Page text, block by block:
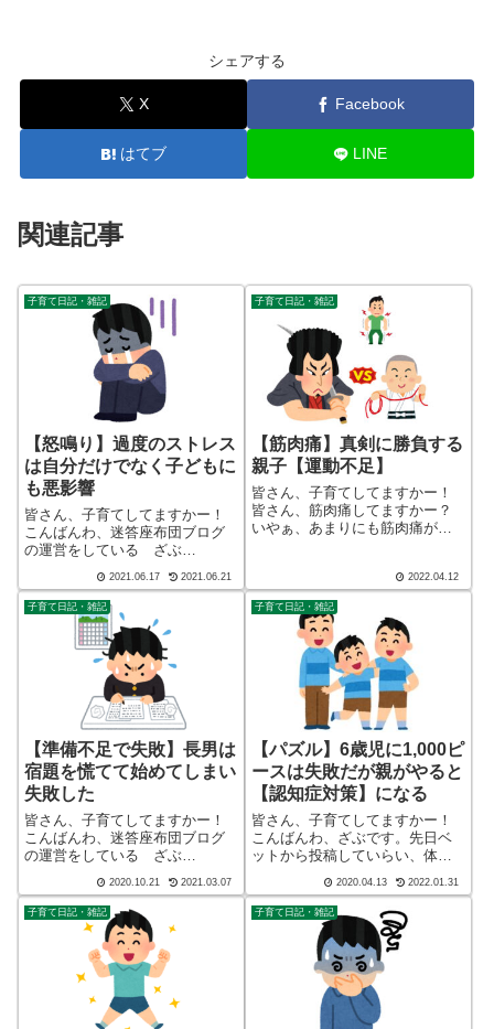
シェアする
X Facebook
はてブ LINE
関連記事
子育て日記・雑記
【怒鳴り】過度のストレス
は自分だけでなく子どもに
も悪影響
皆さん、子育てしてますかー！
こんばんわ、迷答座布団ブログ
の運営をしている ざぶ
は40代でひとり親（シンパパ）
になり、手探り状態のほぼワン
オペで2人の子育てを行っており
ます。※詳しくはプロフィー
2021.06.17 2021.06.21
子育て日記・雑記
【筋肉痛】真剣に勝負する
親子【運動不足】
皆さん、子育てしてますかー！
皆さん、筋肉痛してますかー？
いやぁ、あまりにも筋肉痛が久
答座布団ブログの運営をしてい
る ざぶ(@meitou_zabuton)で
す。わたしは40代でひとり親...
2022.04.12
子育て日記・雑記
【準備不足で失敗】長男は
宿題を慌てて始めてしまい
失敗した
皆さん、子育てしてますかー！
こんばんわ、迷答座布団ブログ
の運営をしている ざぶ
は40代でひとり親（シンパパ）
になり、手探り状態のほぼワン
オペで2人の子育てを行っており
ます。※詳しくはプロフィー
2020.10.21 2021.03.07
子育て日記・雑記
【パズル】6歳児に1,000ピ
ースは失敗だが親がやると
【認知症対策】になる
皆さん、子育てしてますかー！
こんばんわ、ざぶです。先日ベ
ットから投稿していらい、体調
かし、安心してください。ただ
の風邪です！しかし、面白いも
んですね。ただの風邪です！
で、みんな安心するんですか
ら。長男チャレンジ1...
2020.04.13 2022.01.31
子育て日記・雑記 子育て日記・雑記